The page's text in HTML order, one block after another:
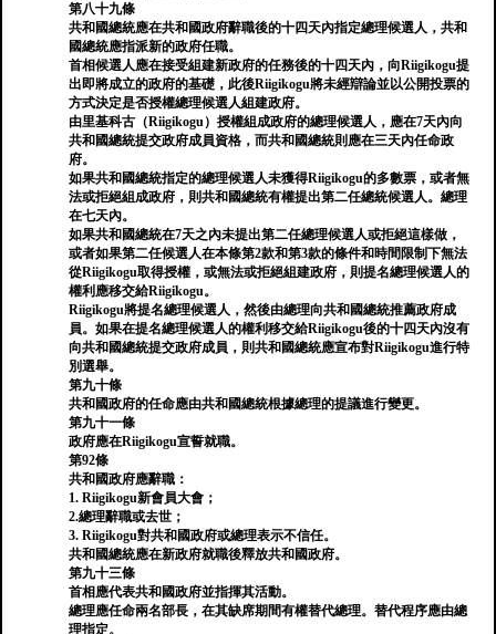
第八十九條
共和國總統應在共和國政府辭職後的十四天內指定總理候選人，共和
國總統應指派新的政府任職。
首相候選人應在接受組建新政府的任務後的十四天內，向Riigikogu提
出即將成立的政府的基礎，此後Riigikogu將未經辯論並以公開投票的
方式決定是否授權總理候選人組建政府。
由里基科古（Riigikogu）授權組成政府的總理候選人，應在7天內向
共和國總統提交政府成員資格，而共和國總統則應在三天內任命政
府。
如果共和國總統指定的總理候選人未獲得Riigikogu的多數票，或者無
法或拒絕組成政府，則共和國總統有權提出第二任總統候選人。總理
在七天內。
如果共和國總統在7天之內未提出第二任總理候選人或拒絕這樣做，
或者如果第二任候選人在本條第2款和第3款的條件和時間限制下無法
從Riigikogu取得授權，或無法或拒絕組建政府，則提名總理候選人的
權利應移交給Riigikogu。
Riigikogu將提名總理候選人，然後由總理向共和國總統推薦政府成
員。如果在提名總理候選人的權利移交給Riigikogu後的十四天內沒有
向共和國總統提交政府成員，則共和國總統應宣布對Riigikogu進行特
別選舉。
第九十條
共和國政府的任命應由共和國總統根據總理的提議進行變更。
第九十一條
政府應在Riigikogu宣誓就職。
第92條
共和國政府應辭職：
1. Riigikogu新會員大會；
2.總理辭職或去世；
3. Riigikogu對共和國政府或總理表示不信任。
共和國總統應在新政府就職後釋放共和國政府。
第九十三條
首相應代表共和國政府並指揮其活動。
總理應任命兩名部長，在其缺席期間有權替代總理。替代程序應由總
理指定。